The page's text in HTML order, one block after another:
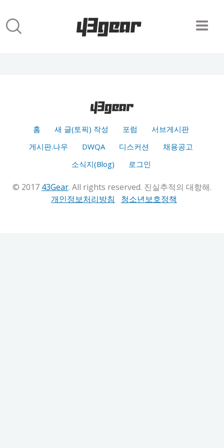
홈 새 글(토픽) 작성 포럼
서브게시판
게시판.나우
DWQA 디스커션
채용공고
소식지(Blog)
로그인
© 2017 43Gear. All rights reserved. 진실추적의 대항해.
개인정보처리방침
청소년보호정책